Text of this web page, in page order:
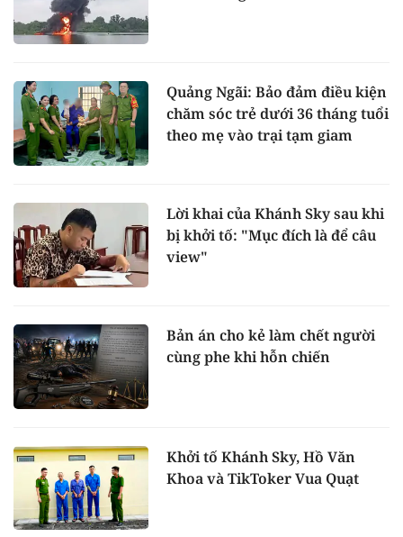
Quảng Ngãi: Bảo đảm điều kiện
chăm sóc trẻ dưới 36 tháng tuổi
theo mẹ vào trại tạm giam
Lời khai của Khánh Sky sau khi
bị khởi tố: "Mục đích là để câu
view"
Bản án cho kẻ làm chết người
cùng phe khi hỗn chiến
Khởi tố Khánh Sky, Hồ Văn
Khoa và TikToker Vua Quạt